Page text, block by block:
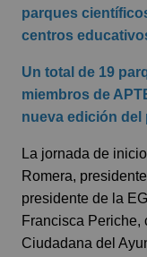
parques
centros
Un total de 19
miembros de
nueva edición del
La jornada de
Romera,
presidente de la
Francisca Periche,
Ciudadana del